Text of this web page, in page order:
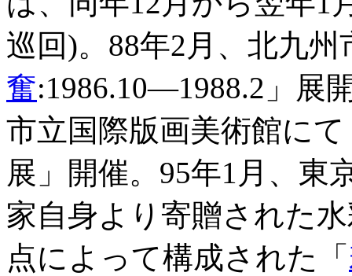
巡回)。88年2月、北九
奮:1986.10―1988.2」展
市立国際版画美術館にて
展」開催。95年1月、東
家自身より寄贈された
点によって構成された「